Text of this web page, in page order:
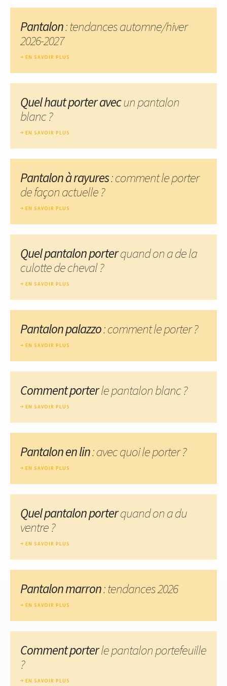
Pantalon: tendances automne/hiver
2026-2027
EN SAVOIR PLUS
Quel haut porter avecun pantalon
blanc ?
EN SAVOIR PLUS
Pantalon à rayures: comment le porter
de façon actuelle ?
EN SAVOIR PLUS
Quel pantalon porterquand on a de la
culotte de cheval ?
EN SAVOIR PLUS
Pantalon palazzo: comment le porter ?
EN SAVOIR PLUS
Comment porterle pantalon blanc ?
EN SAVOIR PLUS
Pantalon en lin: avec quoi le porter ?
EN SAVOIR PLUS
Quel pantalon porterquand on a du
ventre ?
EN SAVOIR PLUS
Pantalon marron: tendances 2026
EN SAVOIR PLUS
Comment porterle pantalon portefeuille
?
EN SAVOIR PLUS